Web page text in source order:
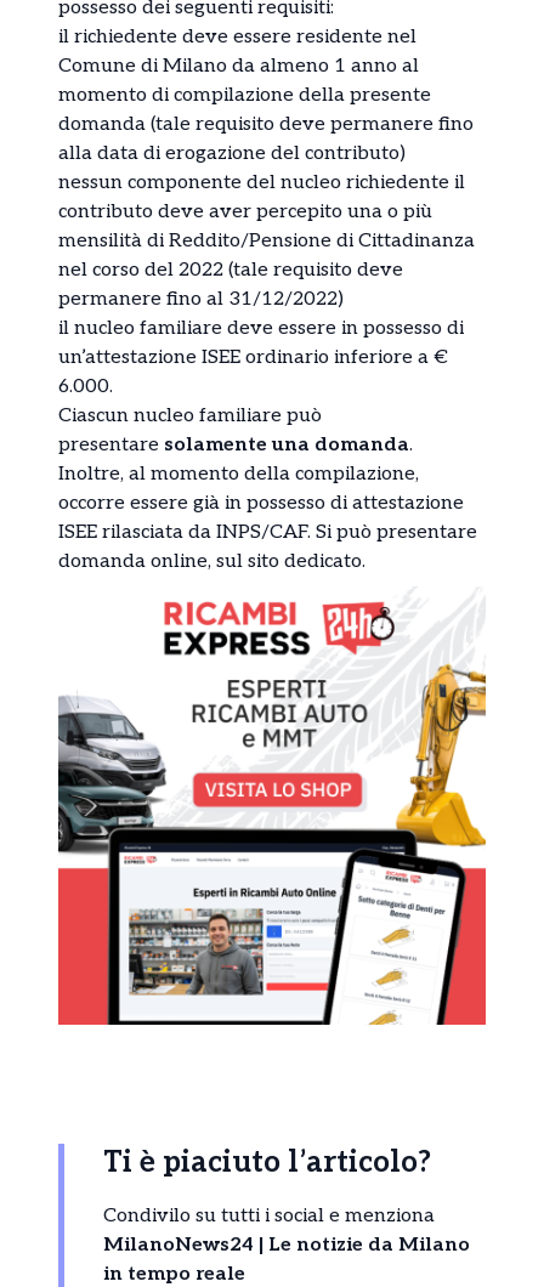
possesso dei seguenti requisiti:
il richiedente deve essere residente nel
Comune di Milano da almeno 1 anno al
momento di compilazione della presente
domanda (tale requisito deve permanere fino
alla data di erogazione del contributo)
nessun componente del nucleo richiedente il
contributo deve aver percepito una o più
mensilità di Reddito/Pensione di Cittadinanza
nel corso del 2022 (tale requisito deve
permanere fino al 31/12/2022)
il nucleo familiare deve essere in possesso di
un’attestazione ISEE ordinario inferiore a €
6.000.
Ciascun nucleo familiare può
presentare solamente una domanda.
Inoltre, al momento della compilazione,
occorre essere già in possesso di attestazione
ISEE rilasciata da INPS/CAF. Si può presentare
domanda online, sul sito dedicato.
Ti è piaciuto l’articolo?
Condivilo su tutti i social e menziona
MilanoNews24 | Le notizie da Milano
in tempo reale